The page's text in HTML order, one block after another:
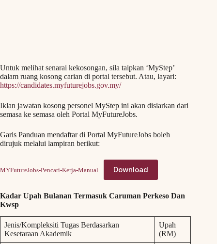
Untuk melihat senarai kekosongan, sila taipkan ‘MyStep’
dalam ruang kosong carian di portal tersebut. Atau, layari:
https://candidates.myfuturejobs.gov.my/
Iklan jawatan kosong personel MyStep ini akan disiarkan dari
semasa ke semasa oleh Portal MyFutureJobs.
Garis Panduan mendaftar di Portal MyFutureJobs boleh
dirujuk melalui lampiran berikut:
MYFutureJobs-Pencari-Kerja-Manual Download
Kadar Upah Bulanan Termasuk Caruman Perkeso Dan
Kwsp
Jenis/Kompleksiti Tugas Berdasarkan
Kesetaraan Akademik
Upah
(RM)